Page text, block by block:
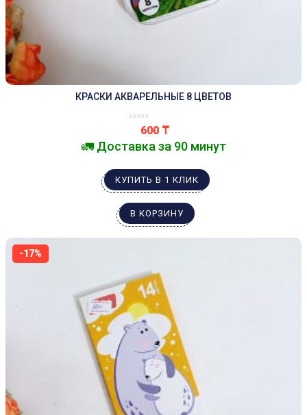
КРАСКИ АКВАРЕЛЬНЫЕ 8 ЦВЕТОВ
600 ₸
🚛 Доставка за 90 минут
КУПИТЬ В 1 КЛИК
В КОРЗИНУ
-17%